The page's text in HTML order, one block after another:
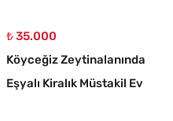
₺ 35.000
Köyceğiz Zeytinalanında
Eşyalı Kiralık Müstakil Ev